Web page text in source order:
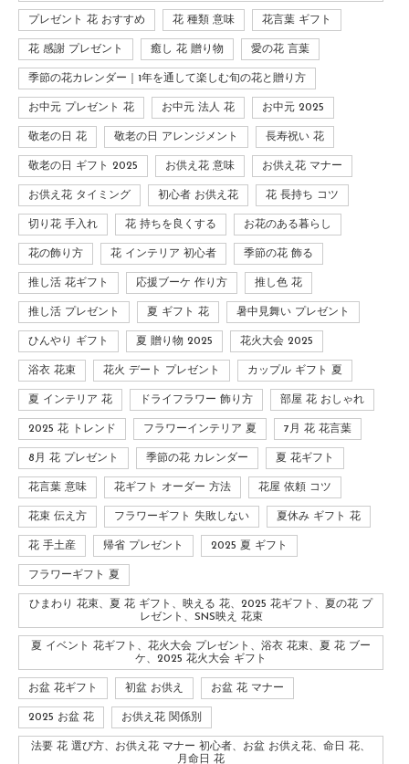
プレゼント 花 おすすめ 花 種類 意味 花言葉 ギフト
花 感謝 プレゼント 癒し 花 贈り物 愛の花 言葉
季節の花カレンダー｜1年を通して楽しむ旬の花と贈り方
お中元 プレゼント 花 お中元 法人 花 お中元 2025
敬老の日 花 敬老の日 アレンジメント 長寿祝い 花
敬老の日 ギフト 2025 お供え花 意味 お供え花 マナー
お供え花 タイミング 初心者 お供え花 花 長持ち コツ
切り花 手入れ 花 持ちを良くする お花のある暮らし
花の飾り方 花 インテリア 初心者 季節の花 飾る
推し活 花ギフト 応援ブーケ 作り方 推し色 花
推し活 プレゼント 夏 ギフト 花 暑中見舞い プレゼント
ひんやり ギフト 夏 贈り物 2025 花火大会 2025
浴衣 花束 花火 デート プレゼント カップル ギフト 夏
夏 インテリア 花 ドライフラワー 飾り方 部屋 花 おしゃれ
2025 花 トレンド フラワーインテリア 夏 7月 花 花言葉
8月 花 プレゼント 季節の花 カレンダー 夏 花ギフト
花言葉 意味 花ギフト オーダー 方法 花屋 依頼 コツ
花束 伝え方 フラワーギフト 失敗しない 夏休み ギフト 花
花 手土産 帰省 プレゼント 2025 夏 ギフト
フラワーギフト 夏
ひまわり 花束、夏 花 ギフト、映える 花、2025 花ギフト、夏の花 プ
レゼント、SNS映え 花束
夏 イベント 花ギフト、花火大会 プレゼント、浴衣 花束、夏 花 ブー
ケ、2025 花火大会 ギフト
お盆 花ギフト 初盆 お供え お盆 花 マナー
2025 お盆 花 お供え花 関係別
法要 花 選び方、お供え花 マナー 初心者、お盆 お供え花、命日 花、
月命日 花